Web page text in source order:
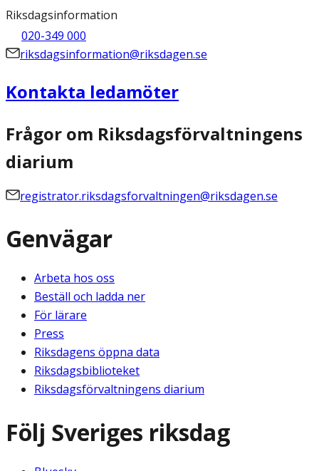
Riksdagsinformation
020-349 000
riksdagsinformation@riksdagen.se
Kontakta ledamöter
Frågor om Riksdagsförvaltningens
diarium
registrator.riksdagsforvaltningen@riksdagen.se
Genvägar
Arbeta hos oss
Beställ och ladda ner
För lärare
Press
Riksdagens öppna data
Riksdagsbiblioteket
Riksdagsförvaltningens diarium
Följ Sveriges riksdag